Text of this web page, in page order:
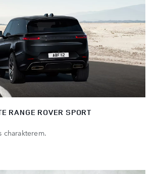
RANGE ROVER SPORT
charakterem.